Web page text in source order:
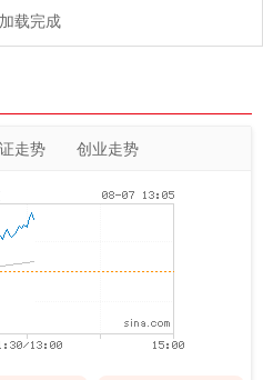
载完成
走势 创业走势